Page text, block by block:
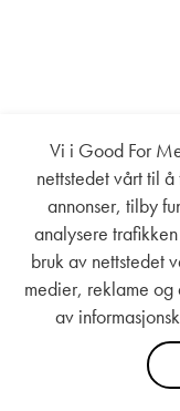
Vi i Good For
nettstedet vårt til
annonser, tilby
analysere
bruk av nettstedet
medier, reklame og
av